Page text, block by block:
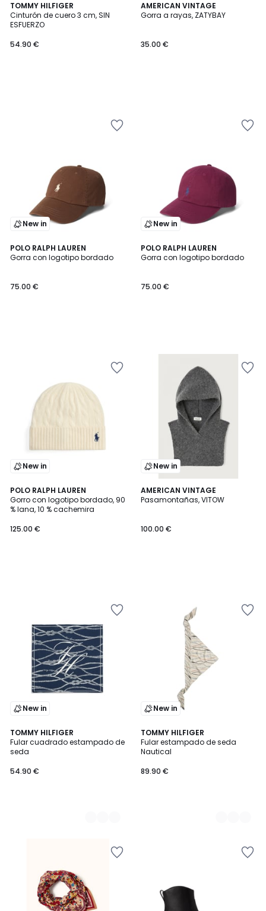
TOMMY HILFIGER
Cinturón de cuero 3 cm, SIN
ESFUERZO
54.90 €
AMERICAN VINTAGE
Gorra a rayas, ZATYBAY
35.00 €
New in
POLO RALPH LAUREN
Gorra con logotipo bordado
75.00 €
New in
POLO RALPH LAUREN
Gorra con logotipo bordado
75.00 €
New in
POLO RALPH LAUREN
Gorro con logotipo bordado, 90
% lana, 10 % cachemira
125.00 €
New in
AMERICAN VINTAGE
Pasamontañas, VITOW
100.00 €
New in
TOMMY HILFIGER
Fular cuadrado estampado de
seda
54.90 €
2
Colores
New in
TOMMY HILFIGER
Fular estampado de seda
Nautical
89.90 €
2
Colores